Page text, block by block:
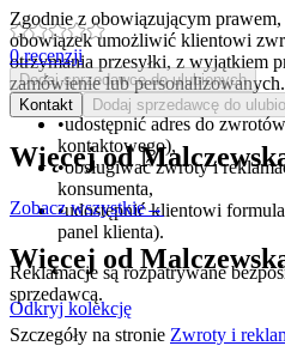
Zgodnie z obowiązującym prawem,
obowiązek umożliwić klientowi
otrzymania przesyłki, z wyjątkiem
zamówienie lub
•udostępnić adres do
kontaktowego),
•obsługiwać zwroty i
konsumenta,
•udostępnić klientowi
panel klienta).
Reklamacje są rozpatrywane
sprzedawcą.
Szczegóły na stronie Zwroty i
0recenzji
Dodaj sprzedawcę do ulubionych
Kontakt
Dodaj sprzedawcę do
Więcej od
Zobacz wszystkie→
Więcej od
Odkryj kolekcję